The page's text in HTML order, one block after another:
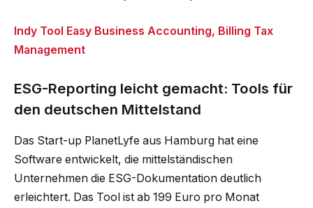
Indy Tool Easy Business Accounting, Billing Tax
Management
ESG-Reporting leicht gemacht: Tools für
den deutschen Mittelstand
Das Start-up PlanetLyfe aus Hamburg hat eine
Software entwickelt, die mittelständischen
Unternehmen die ESG-Dokumentation deutlich
erleichtert. Das Tool ist ab 199 Euro pro Monat